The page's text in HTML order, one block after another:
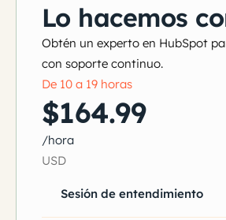
Lo hacemos
Obtén un experto en HubSpot
con soporte continuo.
De 10 a 19 horas
$164.99
/hora
USD
Sesión de entendimiento